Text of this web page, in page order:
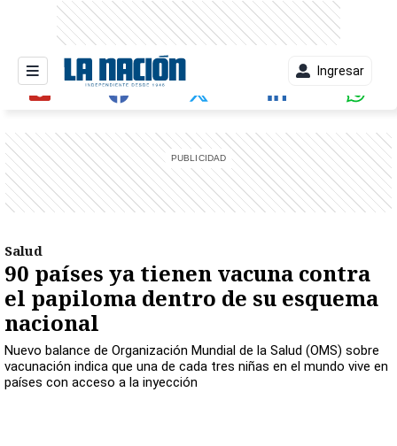
Ingresar
Salud
90 países ya tienen vacuna contra
el papiloma dentro de su esquema
nacional
Nuevo balance de Organización Mundial de la Salud (OMS) sobre
vacunación indica que una de cada tres niñas en el mundo vive en
países con acceso a la inyección